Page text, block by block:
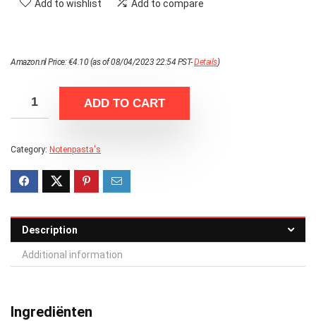
Add to wishlist Add to compare
Amazon.nl Price:€4.10(as of 08/04/2023 22:54 PST-Details)
ADD TO CART
Category: Notenpasta's
Description
Additional information
Ingrediënten